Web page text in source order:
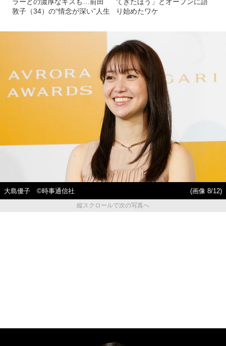
ラーとの濃厚なキスも…前田
敦子（34）の“情念が深い”人生
てきたほう」とオープンに語
り始めたワケ
大島優子 ©時事通信社
(画像 8/12)
縦スクロールで次の写真へ